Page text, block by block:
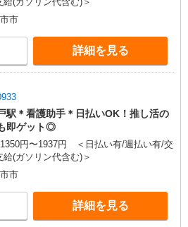
市
詳細を見る
駅＊看護助手＊日払いOK！推し活の
即ゲット◎
円〜1937円 ＜日払い有/週払い有/交
給(ガソリン代含む)＞
市
詳細を見る